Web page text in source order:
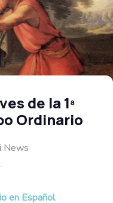
de la 1ª
Ordinario
News
en Español